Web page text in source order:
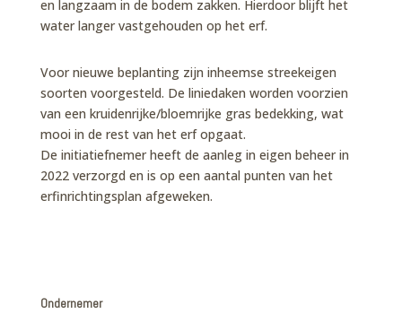
en langzaam in de bodem zakken. Hierdoor blijft het
water langer vastgehouden op het erf.
Voor nieuwe beplanting zijn inheemse streekeigen
soorten voorgesteld. De liniedaken worden voorzien
van een kruidenrijke/bloemrijke gras bedekking, wat
mooi in de rest van het erf opgaat.
De initiatiefnemer heeft de aanleg in eigen beheer in
2022 verzorgd en is op een aantal punten van het
erfinrichtingsplan afgeweken.
Ondernemer